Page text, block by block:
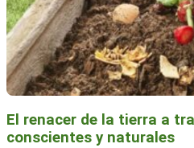
El renacer de la tierra a
conscientes y naturales